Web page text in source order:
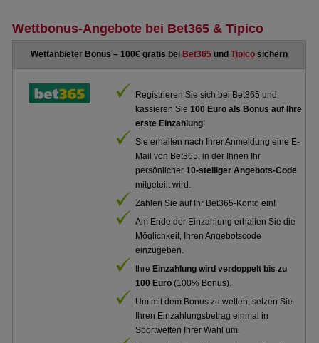
Wettbonus-Angebote bei Bet365 & Tipico
Wettanbieter Bonus – 100€ gratis bei Bet365 undTipico sichern
Registrieren Sie sich bei Bet365 und
kassieren Sie100 Euro als Bonus auf Ihre
erste Einzahlung!
Sie erhalten nach Ihrer Anmeldung eine E-
Mail von Bet365, in der Ihnen Ihr
persönlicher10-stelliger Angebots-Code
mitgeteilt wird.
Zahlen Sie auf Ihr Bet365-Konto ein!
Am Ende der Einzahlung erhalten Sie die
Möglichkeit, Ihren Angebotscode
einzugeben.
Ihre Einzahlung wird verdoppelt bis zu
100 Euro (100% Bonus).
Um mit dem Bonus zu wetten, setzen Sie
Ihren Einzahlungsbetrag einmal in
Sportwetten Ihrer Wahl um.